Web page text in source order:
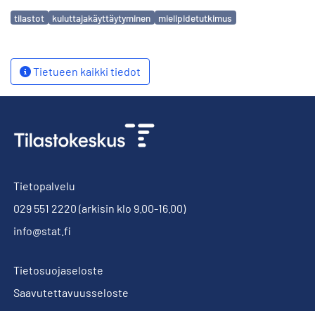
Avainsanat
tilastot kuluttajakäyttäytyminen mielipidetutkimus
Tietueen kaikki tiedot
Tietopalvelu
029 551 2220 (arkisin klo 9.00-16.00)
info@stat.fi
Tietosuojaseloste
Saavutettavuusseloste